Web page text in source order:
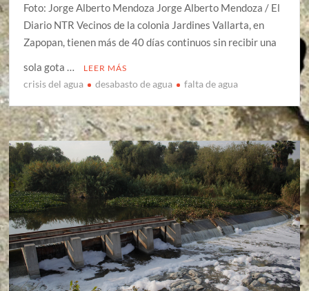
Foto: Jorge Alberto Mendoza Jorge Alberto Mendoza / El
Diario NTR Vecinos de la colonia Jardines Vallarta, en
Zapopan, tienen más de 40 días continuos sin recibir una
sola gota …
LEER MÁS
crisis del agua desabasto de agua falta de agua